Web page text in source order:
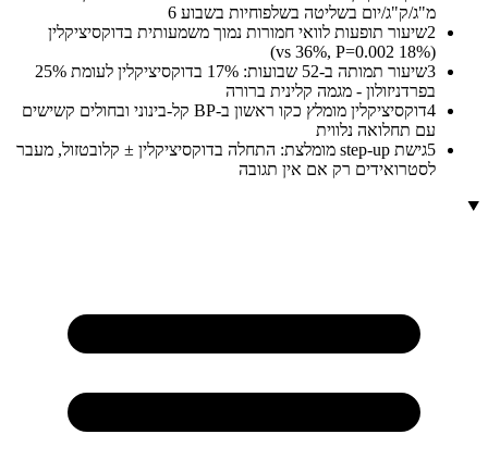
מ"ג/ק"ג/יום בשליטה בשלפוחיות בשבוע 6
2שיעור תופעות לוואי חמורות נמוך משמעותית בדוקסיציקלין
(18% vs 36%, P=0.002)
3
שיעור תמותה ב-52 שבועות: 17% בדוקסיציקלין לעומת 25%
בפרדניזולון - מגמה קלינית ברורה
4
דוקסיציקלין מומלץ כקו ראשון ב-BP קל-בינוני ובחולים קשישים
עם תחלואה נלווית
5
גישת step-up מומלצת: התחלה בדוקסיציקלין ± קלובטזול, מעבר
לסטרואידים רק אם אין תגובה